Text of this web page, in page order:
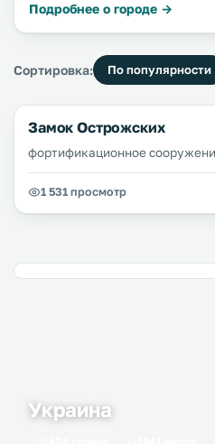
Подробнее о городе →
Сортировка: По популярности
Замок Острожских
фортификационное
1 531 просмотр
Украина